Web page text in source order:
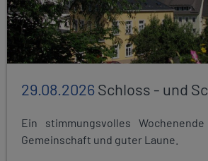
29.08.2026Schloss - und
Ein stimmungsvolles
Gemeinschaft und guter Laune.